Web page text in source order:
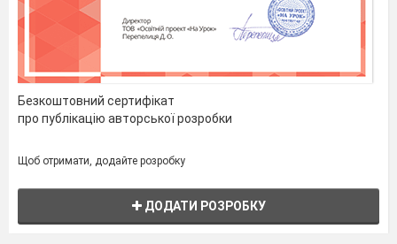
Безкоштовний сертифікат
про публікацію авторської розробки
Щоб отримати, додайте розробку
ДОДАТИ РОЗРОБКУ